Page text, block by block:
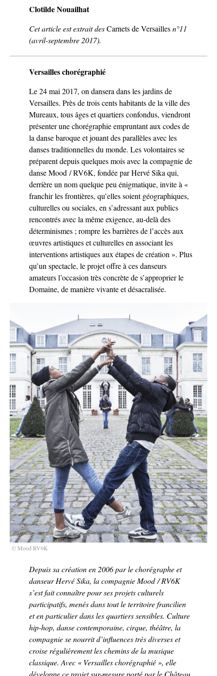
Clotilde Nouailhat
Cet article est extrait desCarnets de Versaillesn°11
(avril-septembre 2017).
Versailles chorégraphié
Le 24 mai 2017, on dansera dans les jardins de
Versailles. Près de trois cents habitants de la ville des
Mureaux, tous âges et quartiers confondus, viendront
présenter une chorégraphie empruntant aux codes de
la danse baroque et jouant des parallèles avec les
danses traditionnelles du monde. Les volontaires se
préparent depuis quelques mois avec la compagnie de
danse Mood / RV6K, fondée par Hervé Sika qui,
derrière un nom quelque peu énigmatique, invite à «
franchir les frontières, qu’elles soient géographiques,
culturelles ou sociales, en s’adressant aux publics
rencontrés avec la même exigence, au-delà des
déterminismes ; rompre les barrières de l’accès aux
œuvres artistiques et culturelles en associant les
interventions artistiques aux étapes de création ». Plus
qu’un spectacle, le projet offre à ces danseurs
amateurs l’occasion très concrète de s’approprier le
Domaine, de manière vivante et désacralisée.
© Mood RV6K
Depuis sa création en 2006 par le chorégraphe et
danseur Hervé Sika, la compagnie Mood / RV6K
s’est fait connaître pour ses projets culturels
participatifs, menés dans tout le territoire francilien
et en particulier dans les quartiers sensibles. Culture
hip-hop, danse contemporaine, cirque, théâtre, la
compagnie se nourrit d’influences très diverses et
croise régulièrement les chemins de la musique
classique. Avec « Versailles chorégraphié », elle